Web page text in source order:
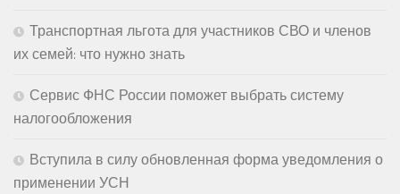
Транспортная льгота для участников СВО и членов
их семей: что нужно знать
Сервис ФНС России поможет выбрать систему
налогообложения
Вступила в силу обновленная форма уведомления о
применении УСН